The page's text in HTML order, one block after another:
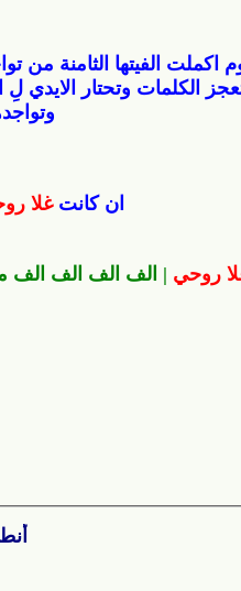
اكملت الفيتها الثامنة
الكلمات وتحتار الايدي
ان كانتغلا
روحي | الف الف الف الف